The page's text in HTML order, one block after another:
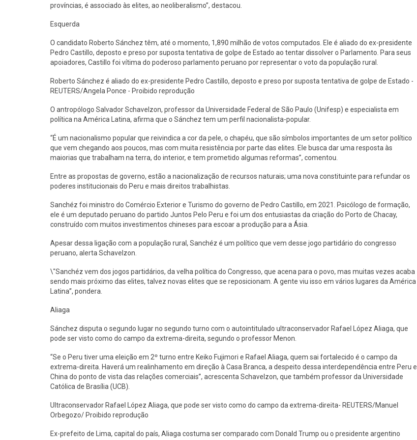
províncias, é associado às elites, ao neoliberalismo”, destacou.
Esquerda
O candidato Roberto Sánchez têm, até o momento, 1,890 milhão de votos computados. Ele é aliado do ex-presidente
Pedro Castillo, deposto e preso por suposta tentativa de golpe de Estado ao tentar dissolver o Parlamento. Para seus
apoiadores, Castillo foi vítima do poderoso parlamento peruano por representar o voto da população rural.
Roberto Sánchez é aliado do ex-presidente Pedro Castillo, deposto e preso por suposta tentativa de golpe de Estado -
REUTERS/Angela Ponce - Proibido reprodução
O antropólogo Salvador Schavelzon, professor da Universidade Federal de São Paulo (Unifesp) e especialista em
política na América Latina, afirma que o Sánchez tem um perfil nacionalista-popular.
“É um nacionalismo popular que reivindica a cor da pele, o chapéu, que são símbolos importantes de um setor político
que vem chegando aos poucos, mas com muita resistência por parte das elites. Ele busca dar uma resposta às
maiorias que trabalham na terra, do interior, e tem prometido algumas reformas”, comentou.
Entre as propostas de governo, estão a nacionalização de recursos naturais; uma nova constituinte para refundar os
poderes institucionais do Peru e mais direitos trabalhistas.
Sanchéz foi ministro do Comércio Exterior e Turismo do governo de Pedro Castillo, em 2021. Psicólogo de formação,
ele é um deputado peruano do partido Juntos Pelo Peru e foi um dos entusiastas da criação do Porto de Chacay,
construído com muitos investimentos chineses para escoar a produção para a Ásia.
Apesar dessa ligação com a população rural, Sanchéz é um político que vem desse jogo partidário do congresso
peruano, alerta Schavelzon.
\"Sanchéz vem dos jogos partidários, da velha política do Congresso, que acena para o povo, mas muitas vezes acaba
sendo mais próximo das elites, talvez novas elites que se reposicionam. A gente viu isso em vários lugares da América
Latina”, pondera.
Aliaga
Sánchez disputa o segundo lugar no segundo turno com o autointitulado ultraconservador Rafael López Aliaga, que
pode ser visto como do campo da extrema-direita, segundo o professor Menon.
“Se o Peru tiver uma eleição em 2º turno entre Keiko Fujimori e Rafael Aliaga, quem sai fortalecido é o campo da
extrema-direita. Haverá um realinhamento em direção à Casa Branca, a despeito dessa interdependência entre Peru e
China do ponto de vista das relações comerciais”, acrescenta Schavelzon, que também professor da Universidade
Católica de Brasília (UCB).
Ultraconservador Rafael López Aliaga, que pode ser visto como do campo da extrema-direita- REUTERS/Manuel
Orbegozo/ Proibido reprodução
Ex-prefeito de Lima, capital do país, Aliaga costuma ser comparado com Donald Trump ou o presidente argentino